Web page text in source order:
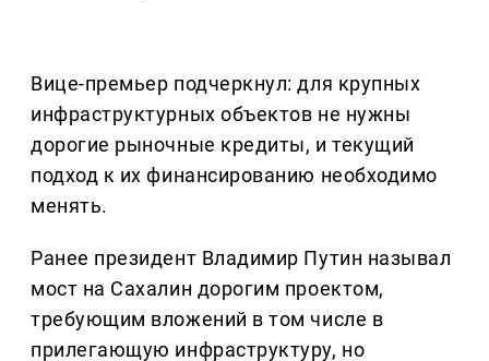
Вице-премьер подчеркнул: для крупных
инфраструктурных объектов не нужны
дорогие рыночные кредиты, и текущий
подход к их финансированию необходимо
менять.
Ранее президент Владимир Путин называл
мост на Сахалин дорогим проектом,
требующим вложений в том числе в
прилегающую инфраструктуру, но